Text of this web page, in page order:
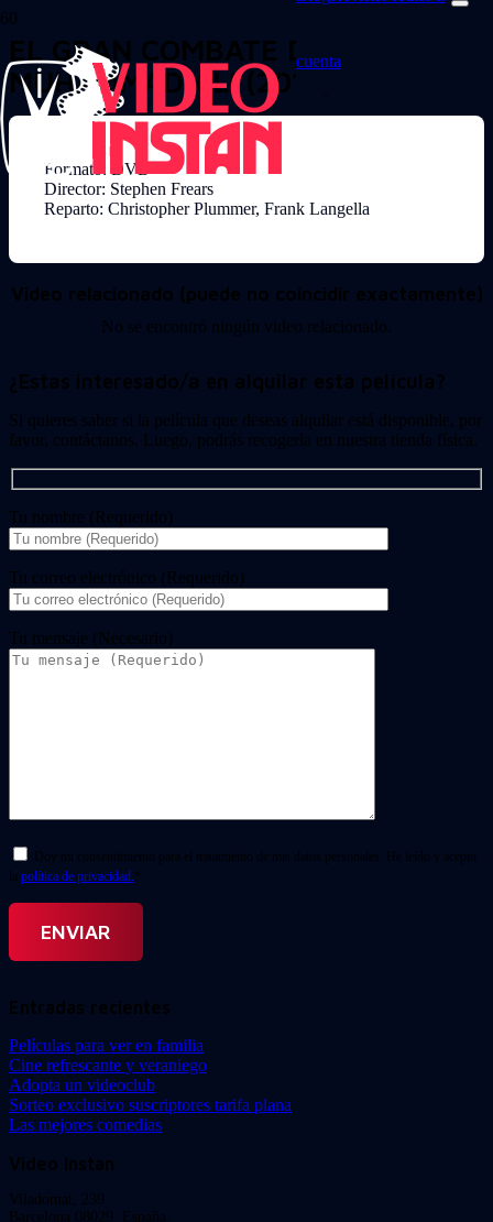
cuenta
EL GRAN COMBATE DE
MUHAMMAD ALI (2013)
Formato: DVD
Director: Stephen Frears
Reparto: Christopher Plummer, Frank Langella
Video relacionado (puede no coincidir exactamente)
No se encontró ningún video relacionado.
¿Estas interesado/a en alquilar esta película?
Si quieres saber si la película que deseas alquilar está disponible, por
favor, contáctanos. Luego, podrás recogerla en nuestra tienda física.
Tu nombre (Requerido)
Tu correo electrónico (Requerido)
Tu mensaje (Necesario)
Doy mi consentimiento para el tratamiento de mis datos personales. He leído y acepto
la política de privacidad. *
Entradas recientes
Películas para ver en familia
Cine refrescante y veraniego
Adopta un videoclub
Sorteo exclusivo suscriptores tarifa plana
Las mejores comedias
Video Instan
Viladomat, 239
Barcelona 08029. España.